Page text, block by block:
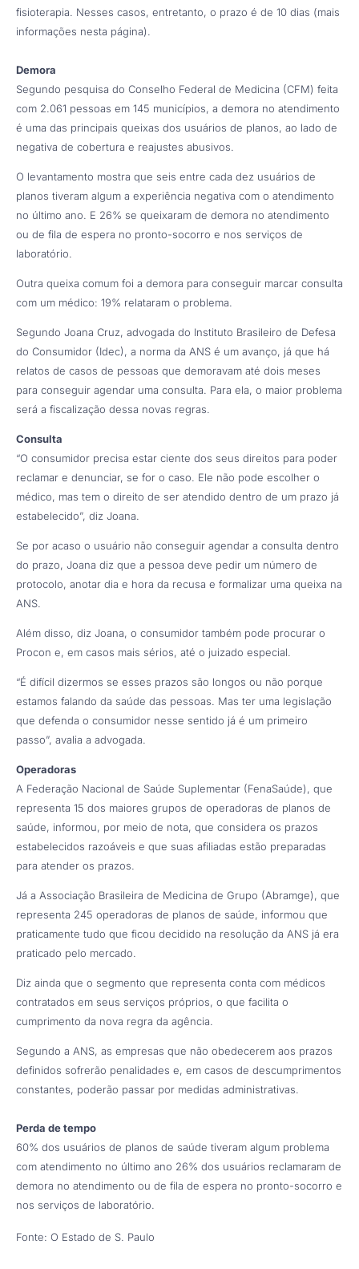
fisioterapia. Nesses casos, entretanto, o prazo é de 10 dias (mais
informações nesta página).
Demora
Segundo pesquisa do Conselho Federal de Medicina (CFM) feita
com 2.061 pessoas em 145 municípios, a demora no atendimento
é uma das principais queixas dos usuários de planos, ao lado de
negativa de cobertura e reajustes abusivos.
O levantamento mostra que seis entre cada dez usuários de
planos tiveram algum a experiência negativa com o atendimento
no último ano. E 26% se queixaram de demora no atendimento
ou de fila de espera no pronto-socorro e nos serviços de
laboratório.
Outra queixa comum foi a demora para conseguir marcar consulta
com um médico: 19% relataram o problema.
Segundo Joana Cruz, advogada do Instituto Brasileiro de Defesa
do Consumidor (Idec), a norma da ANS é um avanço, já que há
relatos de casos de pessoas que demoravam até dois meses
para conseguir agendar uma consulta. Para ela, o maior problema
será a fiscalização dessa novas regras.
Consulta
“O consumidor precisa estar ciente dos seus direitos para poder
reclamar e denunciar, se for o caso. Ele não pode escolher o
médico, mas tem o direito de ser atendido dentro de um prazo já
estabelecido”, diz Joana.
Se por acaso o usuário não conseguir agendar a consulta dentro
do prazo, Joana diz que a pessoa deve pedir um número de
protocolo, anotar dia e hora da recusa e formalizar uma queixa na
ANS.
Além disso, diz Joana, o consumidor também pode procurar o
Procon e, em casos mais sérios, até o juizado especial.
“É difícil dizermos se esses prazos são longos ou não porque
estamos falando da saúde das pessoas. Mas ter uma legislação
que defenda o consumidor nesse sentido já é um primeiro
passo”, avalia a advogada.
Operadoras
A Federação Nacional de Saúde Suplementar (FenaSaúde), que
representa 15 dos maiores grupos de operadoras de planos de
saúde, informou, por meio de nota, que considera os prazos
estabelecidos razoáveis e que suas afiliadas estão preparadas
para atender os prazos.
Já a Associação Brasileira de Medicina de Grupo (Abramge), que
representa 245 operadoras de planos de saúde, informou que
praticamente tudo que ficou decidido na resolução da ANS já era
praticado pelo mercado.
Diz ainda que o segmento que representa conta com médicos
contratados em seus serviços próprios, o que facilita o
cumprimento da nova regra da agência.
Segundo a ANS, as empresas que não obedecerem aos prazos
definidos sofrerão penalidades e, em casos de descumprimentos
constantes, poderão passar por medidas administrativas.
Perda de tempo
60% dos usuários de planos de saúde tiveram algum problema
com atendimento no último ano 26% dos usuários reclamaram de
demora no atendimento ou de fila de espera no pronto-socorro e
nos serviços de laboratório.
Fonte: O Estado de S. Paulo